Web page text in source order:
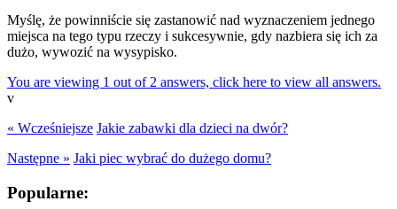
Myślę, że powinniście się zastanowić nad wyznaczeniem jednego
miejsca na tego typu rzeczy i sukcesywnie, gdy nazbiera się ich za
dużo, wywozić na wysypisko.
You are viewing 1 out of 2 answers, click here to view all answers.
v
« Wcześniejsze Jakie zabawki dla dzieci na dwór?
Następne » Jaki piec wybrać do dużego domu?
Popularne: